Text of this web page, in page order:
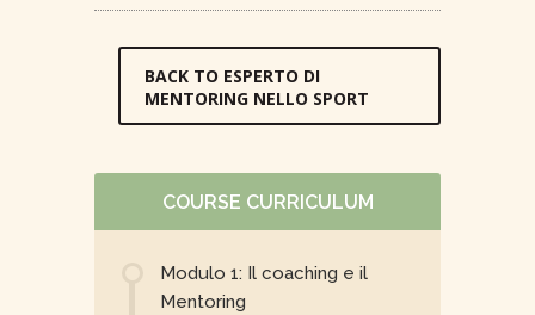
BACK TO ESPERTO DI
MENTORING NELLO SPORT
COURSE CURRICULUM
Modulo 1: Il coaching e il
Mentoring